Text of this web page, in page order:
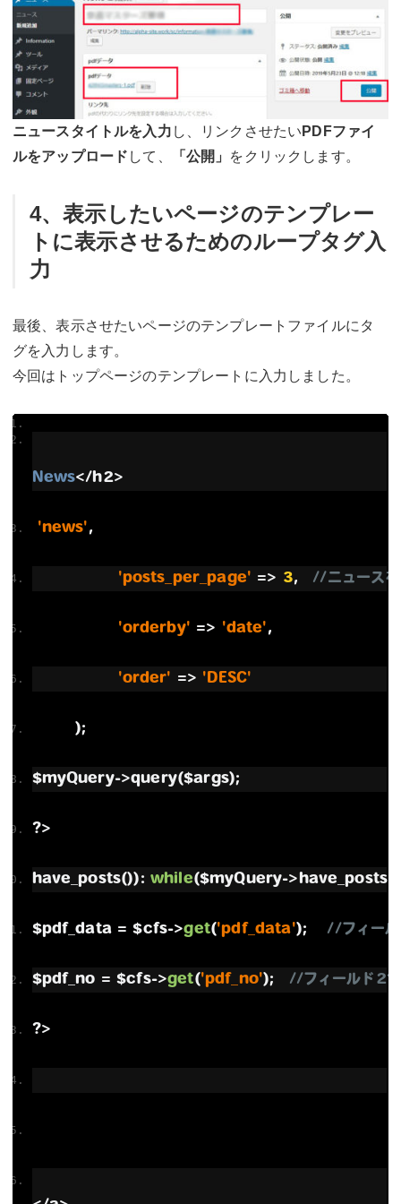
ニュースタイトルを入力 し、リンクさせたい PDFファイ
ルをアップロード して、 「公開」 をクリックします。
4、表示したいページのテンプレー
トに表示させるためのループタグ入
力
最後、表示させたいページのテンプレートファイルにタ
グを入力します。
今回はトップページのテンプレートに入力しました。
News</h2>
'news',
'posts_per_page' => 3, //ニュース
'orderby' => 'date',
'order' => 'DESC'
);
$myQuery->query($args);
?>
have_posts()): while($myQuery->have_posts
$pdf_data = $cfs->get('pdf_data'); //フィール
$pdf_no = $cfs->get('pdf_no'); //フィールド2つ
?>